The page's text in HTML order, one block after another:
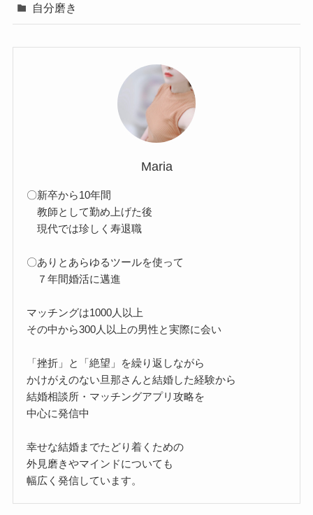
自分磨き
Maria
〇新卒から10年間
教師として勤め上げた後
現代では珍しく寿退職
〇ありとあらゆるツールを使って
７年間婚活に邁進
マッチングは1000人以上
その中から300人以上の男性と実際に会い
「挫折」と「絶望」を繰り返しながら
かけがえのない旦那さんと結婚した経験から
結婚相談所・マッチングアプリ攻略を
中心に発信中
幸せな結婚までたどり着くための
外見磨きやマインドについても
幅広く発信しています。